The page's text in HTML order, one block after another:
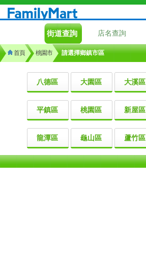
街道查詢 店名查詢
首頁 桃園市 請選擇鄉鎮市區
八德區 大園區 大溪區
平鎮區 桃園區 新屋區
龍潭區 龜山區 蘆竹區